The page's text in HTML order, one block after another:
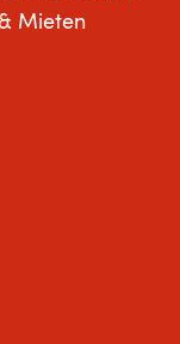
Mieten